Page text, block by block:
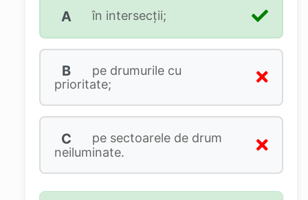
A în intersecţii;
B
pe drumurile cu
prioritate;
C
pe sectoarele de drum
neiluminate.